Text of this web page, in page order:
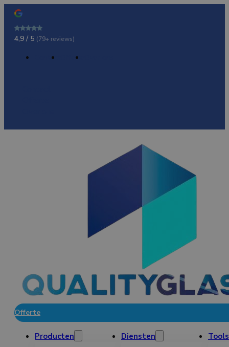
4,9 / 5 (79+ reviews)
Contact Offerte
Offerte
Producten Diensten Tools